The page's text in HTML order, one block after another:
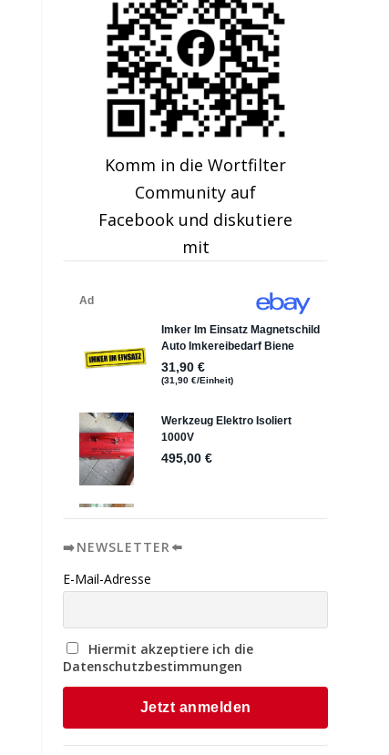
Komm in die Wortfilter
Community auf
Facebook und diskutiere
mit
➡️NEWSLETTER⬅️
E-Mail-Adresse
Hiermit akzeptiere ich die
Datenschutzbestimmungen